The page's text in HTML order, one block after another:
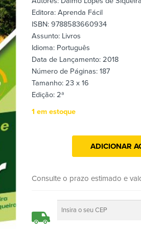
Editora: Aprenda Fácil
ISBN: 9788583660934
Assunto: Livros
Idioma: Português
Data de Lançamento: 2018
Número de Páginas: 187
Tamanho: 23 x 16
Edição: 2ª
1 em estoque
ADICIONAR
Consulte o prazo estimado e